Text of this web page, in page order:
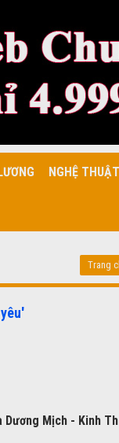
NGHỆ
Trang
Mịch - Kinh